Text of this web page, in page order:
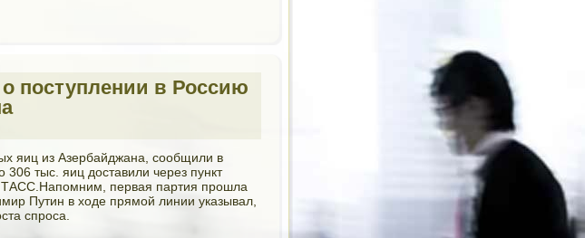
поступлении в Россию
яиц из Азербайджана, сообщили в
306 тыс. яиц доставили через пункт
ТАСС.Напомним, первая партия прошла
Путин в ходе прямой линии указывал,
спроса.